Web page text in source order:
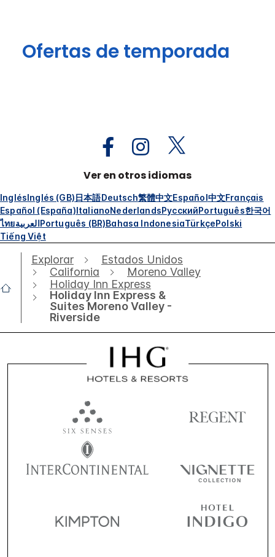
Ofertas de temporada
Ver en otros idiomas
InglésInglés (GB)日本語Deutsch繁體中文Español中文Français
Español (España)ItalianoNederlandsРусскийPortuguês한국어
ไทยالعربيةPortuguês (BR)Bahasa IndonesiaTürkçePolski
Tiếng Việt
Explorar
Estados Unidos
California
Moreno Valley
Holiday Inn Express
Holiday Inn Express &
Suites Moreno Valley -
Riverside